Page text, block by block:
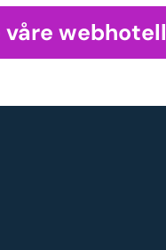
våre webhotell